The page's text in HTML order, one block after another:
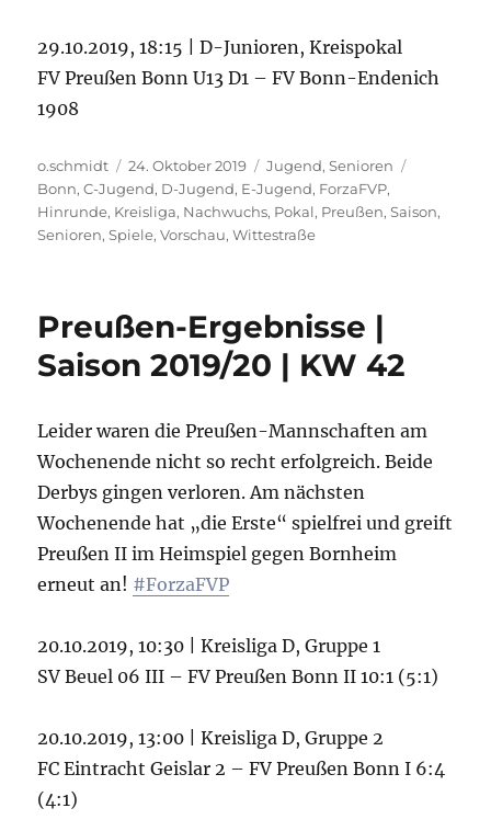
29.10.2019, 18:15 | D-Junioren, Kreispokal
FV Preußen Bonn U13 D1 – FV Bonn-Endenich
1908
Autor
o.schmidt
Veröffentlicht
am
24. Oktober 2019 Kategorien
Jugend,Senioren
Bonn,C-Jugend, D-Jugend, E-Jugend, ForzaFVP,
Hinrunde, Kreisliga, Nachwuchs, Pokal, Preußen,Saison,
Senioren,Spiele,Vorschau,Wittestraße
Preußen-Ergebnisse |
Saison 2019/20 | KW 42
Leider waren die Preußen-Mannschaften am
Wochenende nicht so recht erfolgreich. Beide
Derbys gingen verloren. Am nächsten
Wochenende hat „die Erste“ spielfrei und greift
Preußen II im Heimspiel gegen Bornheim
erneut an! #ForzaFVP
20.10.2019, 10:30 | Kreisliga D, Gruppe 1
SV Beuel 06 III – FV Preußen Bonn II 10:1 (5:1)
20.10.2019, 13:00 | Kreisliga D, Gruppe 2
FC Eintracht Geislar 2 – FV Preußen Bonn I 6:4
(4:1)